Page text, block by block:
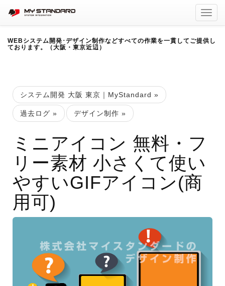
WEBシステム開発･デザイン制作などすべての作業を一貫してご提供し
ております。（大阪・東京近辺）
システム開発 大阪 東京｜MyStandard »
過去ログ » デザイン制作 »
ミニアイコン 無料・フ
リー素材 小さくて使い
やすいGIFアイコン(商
用可)